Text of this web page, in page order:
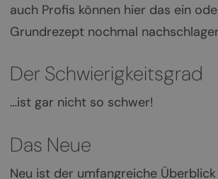
auch Profis können hier das ein
Grundrezept nochmal
Der Schwierigkeitsgrad
…ist gar nicht so schwer!
Das Neue
Neu ist der umfangreiche